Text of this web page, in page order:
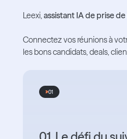
Leexi,assistant IA de prise
Connectez vos réunions à
les bons candidats, deals,
01